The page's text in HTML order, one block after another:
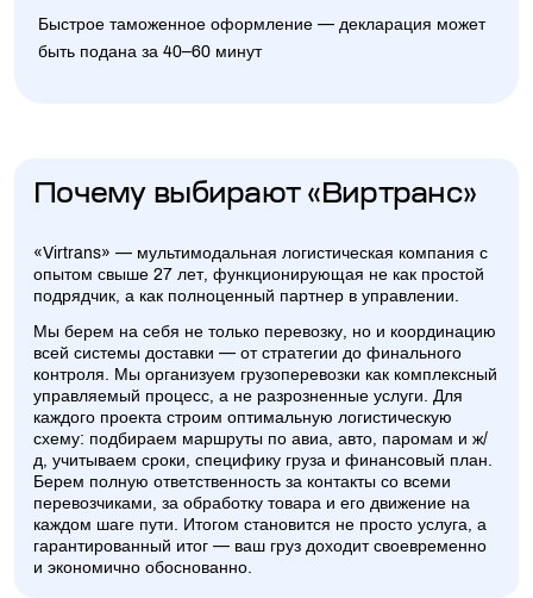
Быстрое таможенное оформление — декларация может
быть подана за 40–60 минут
Почему выбирают «Виртранс»
«Virtrans» — мультимодальная логистическая компания с
опытом свыше 27 лет, функционирующая не как простой
подрядчик, а как полноценный партнер в управлении.
Мы берем на себя не только перевозку, но и координацию
всей системы доставки — от стратегии до финального
контроля. Мы организуем грузоперевозки как комплексный
управляемый процесс, а не разрозненные услуги. Для
каждого проекта строим оптимальную логистическую
схему: подбираем маршруты по авиа, авто, паромам и ж/
д, учитываем сроки, специфику груза и финансовый план.
Берем полную ответственность за контакты со всеми
перевозчиками, за обработку товара и его движение на
каждом шаге пути. Итогом становится не просто услуга, а
гарантированный итог — ваш груз доходит своевременно
и экономично обоснованно.